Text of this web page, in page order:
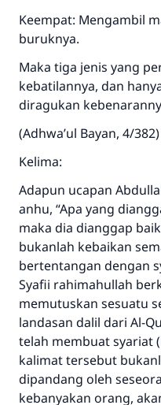
Keempat: Mengambil
buruknya.
Maka tiga jenis yang
kebatilannya, dan
diragukan
(Adhwa’ul Bayan, 4/382)
Kelima:
Adapun ucapan
anhu, “Apa yang
maka dia dianggap
bukanlah kebaikan
bertentangan dengan
Syafii rahimahullah
memutuskan sesuatu
landasan dalil dari Al-
telah membuat syariat
kalimat tersebut
dipandang oleh
kebanyakan orang,